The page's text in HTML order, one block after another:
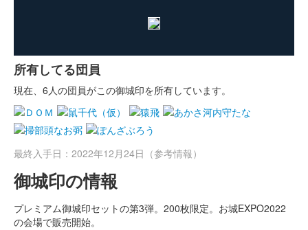
所有してる団員
現在、6人の団員がこの御城印を所有しています。
最終入手日：2022年12月24日（参考情報）
御城印の情報
プレミアム御城印セットの第3弾。200枚限定。お城EXPO2022
の会場で販売開始。